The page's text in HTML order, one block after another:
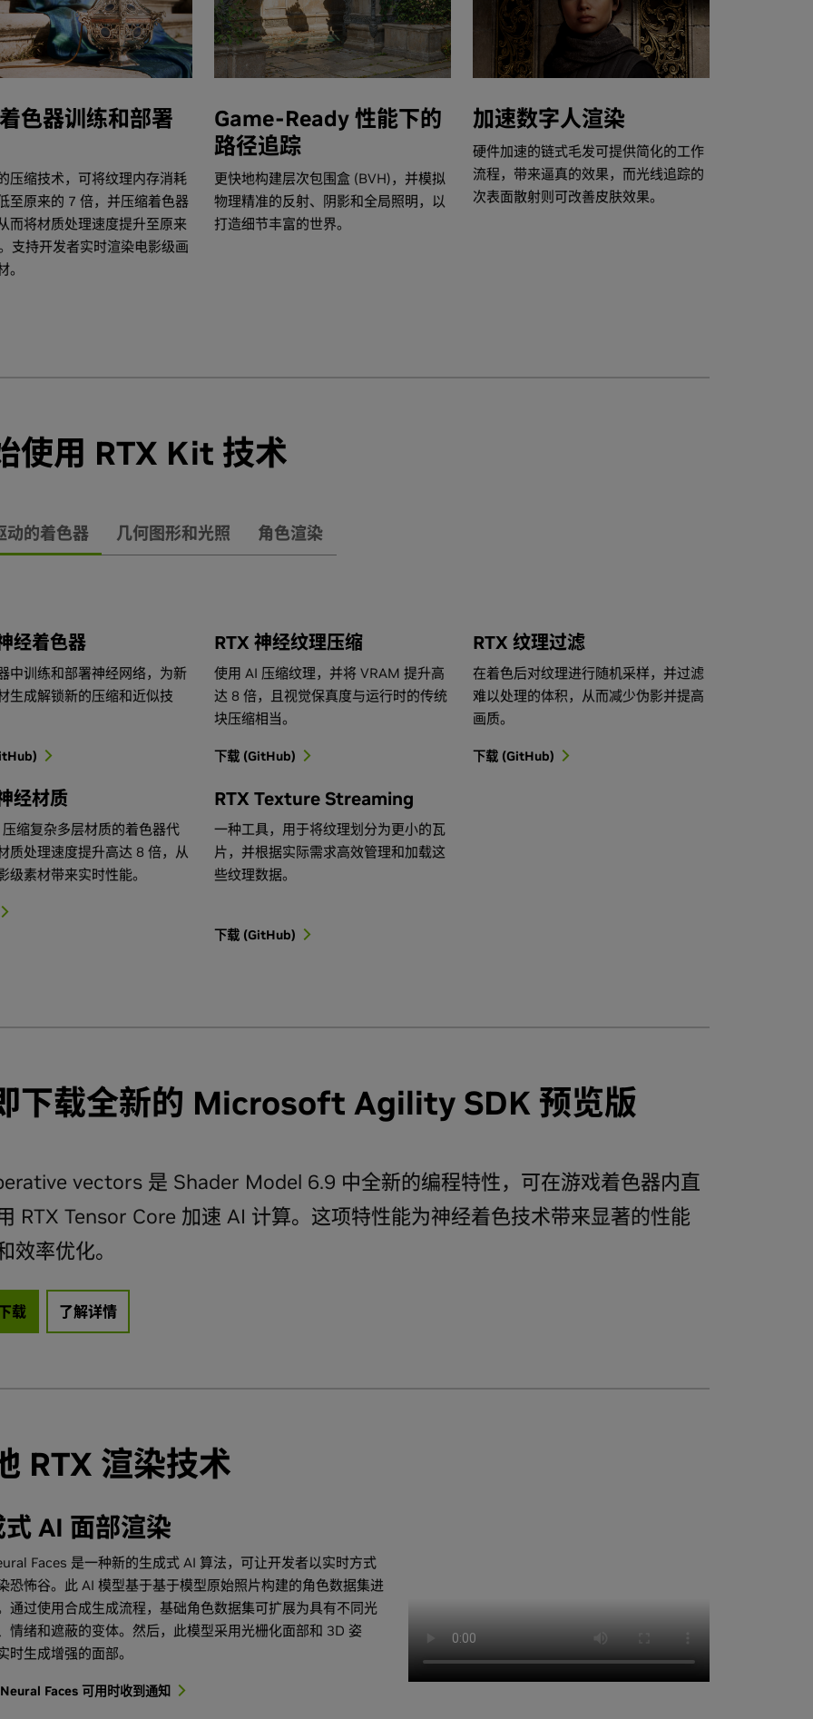
色器训练和部署
压缩技术，可将纹理内存消耗
至原来的 7 倍，并压缩着色器
而将材质处理速度提升至原来
支持开发者实时渲染电影级画
。
Game-Ready 性能下的
路径追踪
更快地构建层次包围盒 (BVH)，并模拟
物理精准的反射、阴影和全局照明，以
打造细节丰富的世界。
加速数字人渲染
硬件加速的链式毛发可提供简化的工作
流程，带来逼真的效果，而光线追踪的
次表面散射则可改善皮肤效果。
使用 RTX Kit 技术
动的着色器 几何图形和光照 角色渲染
经着色器
中训练和部署神经网络，为新
生成解锁新的压缩和近似技
RTX 神经纹理压缩
使用 AI 压缩纹理，并将 VRAM 提升高
达 8 倍，且视觉保真度与运行时的传统
块压缩相当。
下载 (GitHub)
RTX 纹理过滤
在着色后对纹理进行随机采样，并过滤
难以处理的体积，从而减少伪影并提高
画质。
下载 (GitHub)
经材质
缩复杂多层材质的着色器代
质处理速度提升高达 8 倍，从
级素材带来实时性能。
RTX Texture Streaming
一种工具，用于将纹理划分为更小的瓦
片，并根据实际需求高效管理和加载这
些纹理数据。
下载 (GitHub)
下载全新的 Microsoft Agility SDK 预览版
vectors 是 Shader Model 6.9 中全新的编程特性，可在游戏着色器内直
RTX Tensor Core 加速 AI 计算。这项特性能为神经着色技术带来显著的性能
效率优化。
载 了解详情
RTX 渲染技术
AI 面部渲染
Faces 是一种新的生成式 AI 算法，可让开发者以实时方式
恐怖谷。此 AI 模型基于基于模型原始照片构建的角色数据集进
通过使用合成生成流程，基础角色数据集可扩展为具有不同光
情绪和遮蔽的变体。然后，此模型采用光栅化面部和 3D 姿
时生成增强的面部。
Faces 可用时收到通知